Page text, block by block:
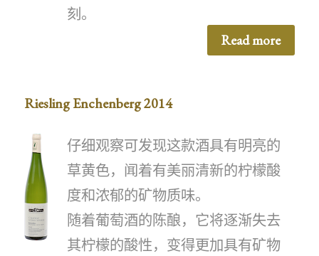
刻。
Read more
Riesling Enchenberg 2014
仔细观察可发现这款酒具有明亮的
草黄色，闻着有美丽清新的柠檬酸
度和浓郁的矿物质味。
随着葡萄酒的陈酿，它将逐渐失去
其柠檬的酸性，变得更加具有矿物